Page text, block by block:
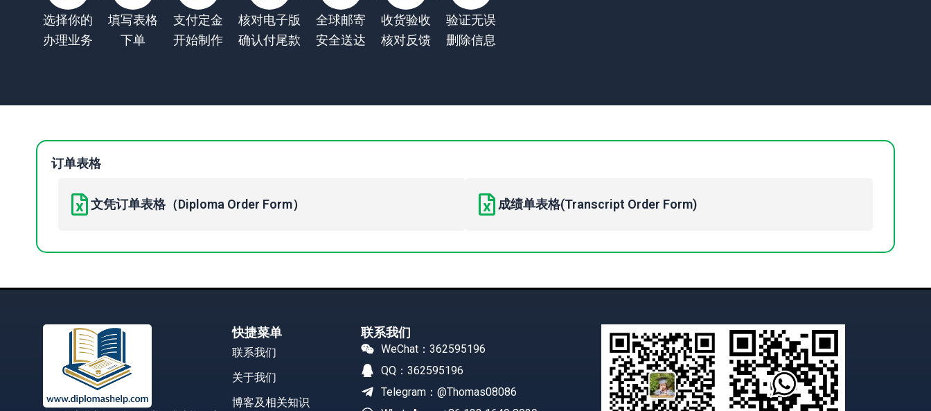
选择你的
办理业务
填写表格
下单
支付定金
开始制作
核对电子版
确认付尾款
全球邮寄
安全送达
收货验收
核对反馈
验证无误
删除信息
订单表格
文凭订单表格（Diploma Order Form） 成绩单表格(Transcript Order Form)
快捷菜单
联系我们
关于我们
博客及相关知识
联系我们
WeChat：362595196
QQ：362595196
Telegram：@Thomas08086